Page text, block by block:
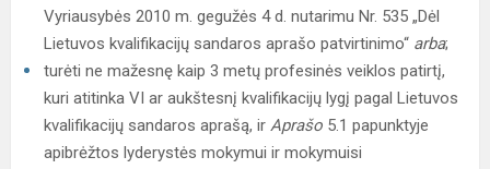
Vyriausybės 2010 m. gegužės 4 d. nutarimu Nr. 535 „Dėl
Lietuvos kvalifikacijų sandaros aprašo patvirtinimo“ arba;
turėti ne mažesnę kaip 3 metų profesinės veiklos patirtį,
kuri atitinka VI ar aukštesnį kvalifikacijų lygį pagal Lietuvos
kvalifikacijų sandaros aprašą, ir Aprašo 5.1 papunktyje
apibrėžtos lyderystės mokymui ir mokymuisi